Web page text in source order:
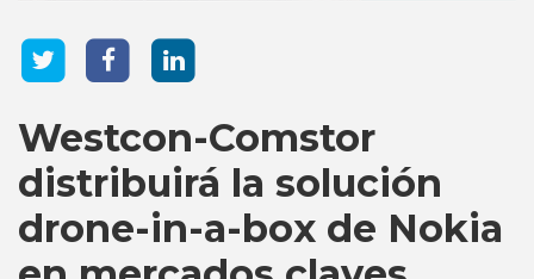
Westcon-Comstor
distribuirá la solución
drone-in-a-box de Nokia